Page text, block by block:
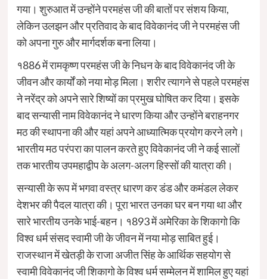
गया। शुरुआत में उन्होंने परमहंस जी की बातों पर संशय किया,
लेकिन उलझन और प्रतिवाद के बाद विवेकानंद जी ने परमहंस जी
को अपना गुरु और मार्गदर्शक बना लिया।
१886 में रामकृष्ण परमहंस जी के निधन के बाद विवेकानंद जी के
जीवन और कार्यों को नया मोड़ मिला। शरीर त्यागने से पहले परमहंस
ने नरेंद्र को अपने सारे शिष्यों का प्रमुख घोषित कर दिया। इसके
बाद सन्यासी नाम विवेकानंद ने धारण किया और उन्होंने बराहनगर
मठ की स्थापना की और यहां अपने आध्यात्मिक प्रयोग करने लगे।
भारतीय मठ परंपरा का पालन करते हुए विवेकानंद जी ने कई सालों
तक भारतीय उपमहाद्वीप के अलग-अलग हिस्सों की यात्रा की।
सन्यासी के रूप में भगवा वस्त्र धारण कर डंड और कमंडल लेकर
देशभर की पैदल यात्रा की। पूरा भारत उनका घर बन गया था और
सारे भारतीय उनके भाई-बहन। १893 में अमेरिका के शिकागो कि
विश्व धर्म संसद स्वामी जी के जीवन में नया मोड़ साबित हुई।
राजस्थान में खेतड़ी के राजा अजीत सिंह के आर्थिक सहयोग से
स्वामी विवेकानंद जी शिकागो के विश्व धर्म सम्मेलन में शामिल हुए यहां